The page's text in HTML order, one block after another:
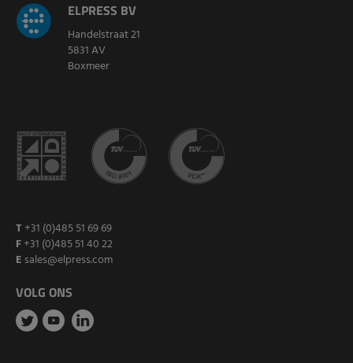
ELPRESS BV
Handelstraat 21
5831 AV
Boxmeer
T +31 (0)485 51 69 69
F+31 (0)485 51 40 22
E sales@elpress.com
VOLG ONS